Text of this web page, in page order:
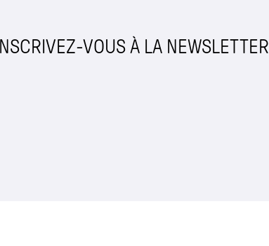
INSCRIVEZ-VOUS À LA NEWSLETTER